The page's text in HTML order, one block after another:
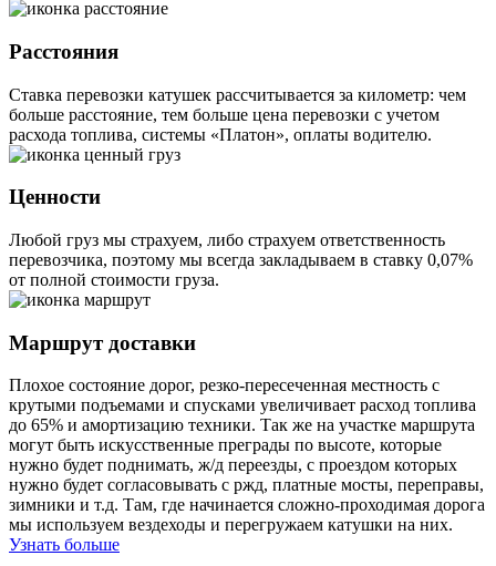
Расстояния
Ставка перевозки катушек рассчитывается за километр: чем
больше расстояние, тем больше цена перевозки с учетом
расхода топлива, системы «Платон», оплаты водителю.
Ценности
Любой груз мы страхуем, либо страхуем ответственность
перевозчика, поэтому мы всегда закладываем в ставку 0,07%
от полной стоимости груза.
Маршрут доставки
Плохое состояние дорог, резко-пересеченная местность с
крутыми подъемами и спусками увеличивает расход топлива
до 65% и амортизацию техники. Так же на участке маршрута
могут быть искусственные преграды по высоте, которые
нужно будет поднимать, ж/д переезды, с проездом которых
нужно будет согласовывать с ржд, платные мосты, переправы,
зимники и т.д. Там, где начинается сложно-проходимая дорога
мы используем вездеходы и перегружаем катушки на них.
Узнать больше